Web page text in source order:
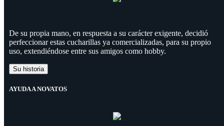
De su propia mano, en respuesta a su carácter exigente, decidió
perfeccionar estas cucharillas ya comercializadas, para su propio
uso, extendiéndose entre sus amigos como hobby.
Su historia
AYUDA A NOVATOS